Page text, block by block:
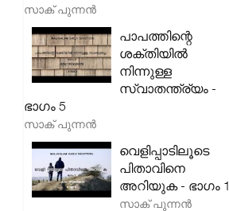
സാക് പുന്നൻ
പാപത്തിന്റെ
ശക്തിയിൽ
നിന്നുള്ള
സ്വാതന്ത്ര്യം -
ഭാഗം 5
സാക് പുന്നൻ
വെളിപ്പാടിലൂടെ
പിതാവിനെ
അറിയുക - ഭാഗം 1
സാക് പുന്നൻ